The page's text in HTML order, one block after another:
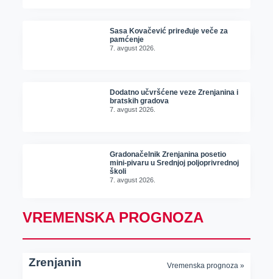
Sasa Kovačević priređuje veče za
pamćenje
7. avgust 2026.
Dodatno učvršćene veze Zrenjanina i
bratskih gradova
7. avgust 2026.
Gradonačelnik Zrenjanina posetio
mini-pivaru u Srednjoj poljoprivrednoj
školi
7. avgust 2026.
VREMENSKA PROGNOZA